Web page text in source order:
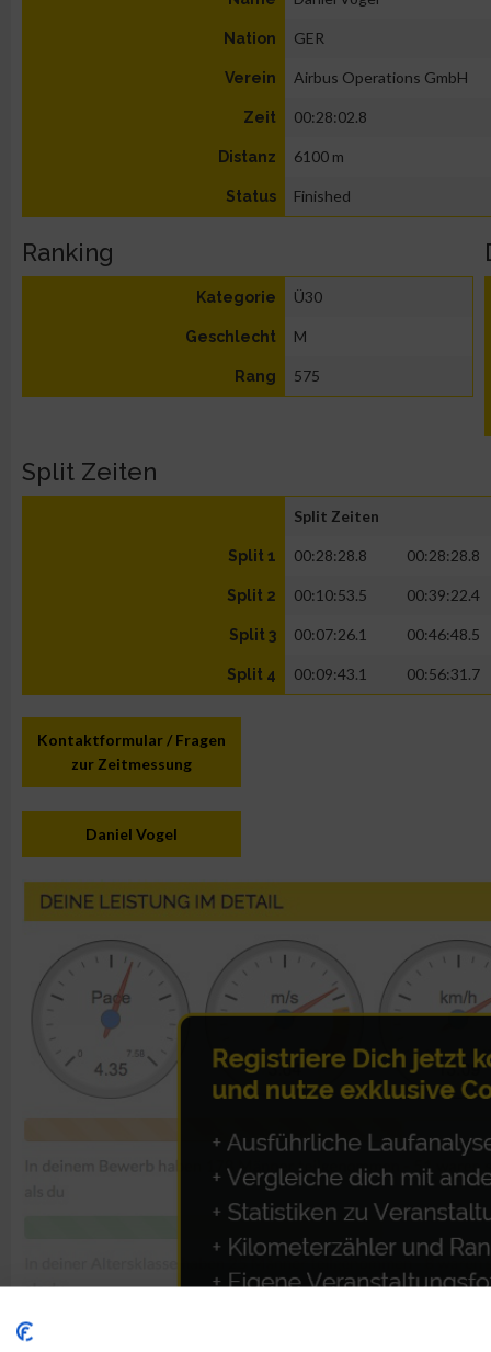
Nation GER
Verein Airbus Operations GmbH
Zeit 00:28:02.8
Distanz 6100 m
Status Finished
Ranking
Kategorie Ü30
Geschlecht M
Rang 575
Split Zeiten
Split Zeiten
Split 1 00:28:28.8 00:28:28.8
Split 2 00:10:53.5 00:39:22.4
Split 3 00:07:26.1 00:46:48.5
Split 4 00:09:43.1 00:56:31.7
Kontaktformular / Fragen
zur Zeitmessung
Daniel Vogel